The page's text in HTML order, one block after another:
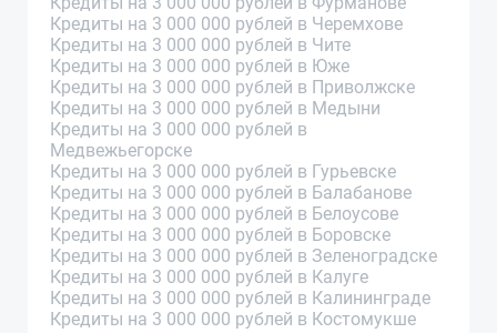
Кредиты на 3 000 000 рублей в Черемхове
Кредиты на 3 000 000 рублей в Чите
Кредиты на 3 000 000 рублей в Юже
Кредиты на 3 000 000 рублей в Приволжске
Кредиты на 3 000 000 рублей в Медыни
Кредиты на 3 000 000 рублей в
Медвежьегорске
Кредиты на 3 000 000 рублей в Гурьевске
Кредиты на 3 000 000 рублей в Балабанове
Кредиты на 3 000 000 рублей в Белоусове
Кредиты на 3 000 000 рублей в Боровске
Кредиты на 3 000 000 рублей в Зеленоградске
Кредиты на 3 000 000 рублей в Калуге
Кредиты на 3 000 000 рублей в Калининграде
Кредиты на 3 000 000 рублей в Костомукше